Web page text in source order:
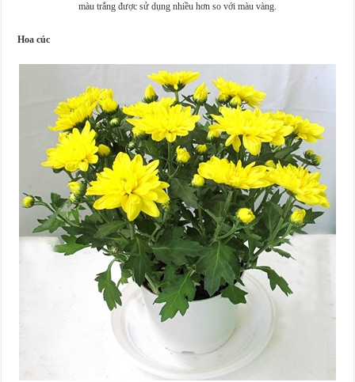
màu trắng được sử dụng nhiều hơn so với màu vàng.
Hoa cúc